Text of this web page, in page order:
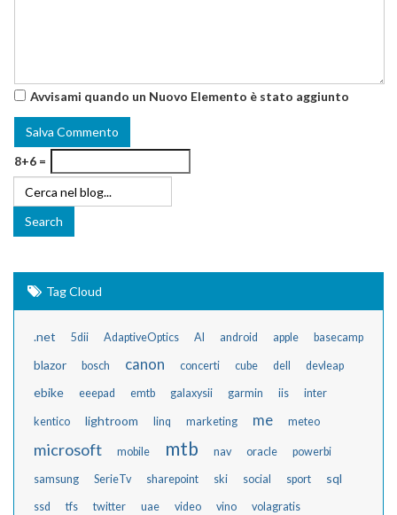
Avvisami quando un Nuovo Elemento è stato aggiunto
8+6 =
Tag Cloud
.net 5dii AdaptiveOptics AI android apple basecamp
blazor bosch canon concerti cube dell devleap
ebike eeepad emtb galaxysii garmin iis inter
kentico lightroom linq marketing me meteo
microsoft mobile mtb nav oracle powerbi
samsung SerieTv sharepoint ski social sport sql
ssd tfs twitter uae video vino volagratis